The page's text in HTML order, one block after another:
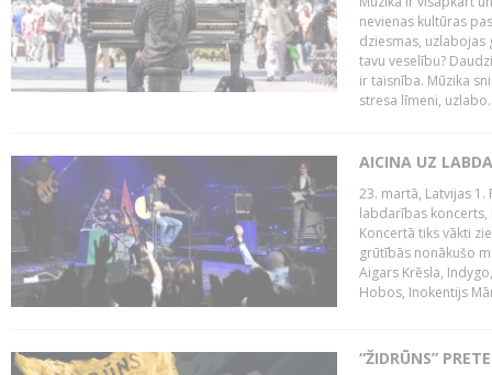
nevienas kultūras
dziesmas, uzlabojas
tavu veselību?
ir taisnība. Mūzika
stresa līmeni,
AICINA UZ
23. martā, Latvijas 1.
labdarības koncerts,
Koncertā tiks vākti
grūtībās nonākušo
Aigars Krēsla,
Hobos, Inokentijs
“ŽIDRŪNS”